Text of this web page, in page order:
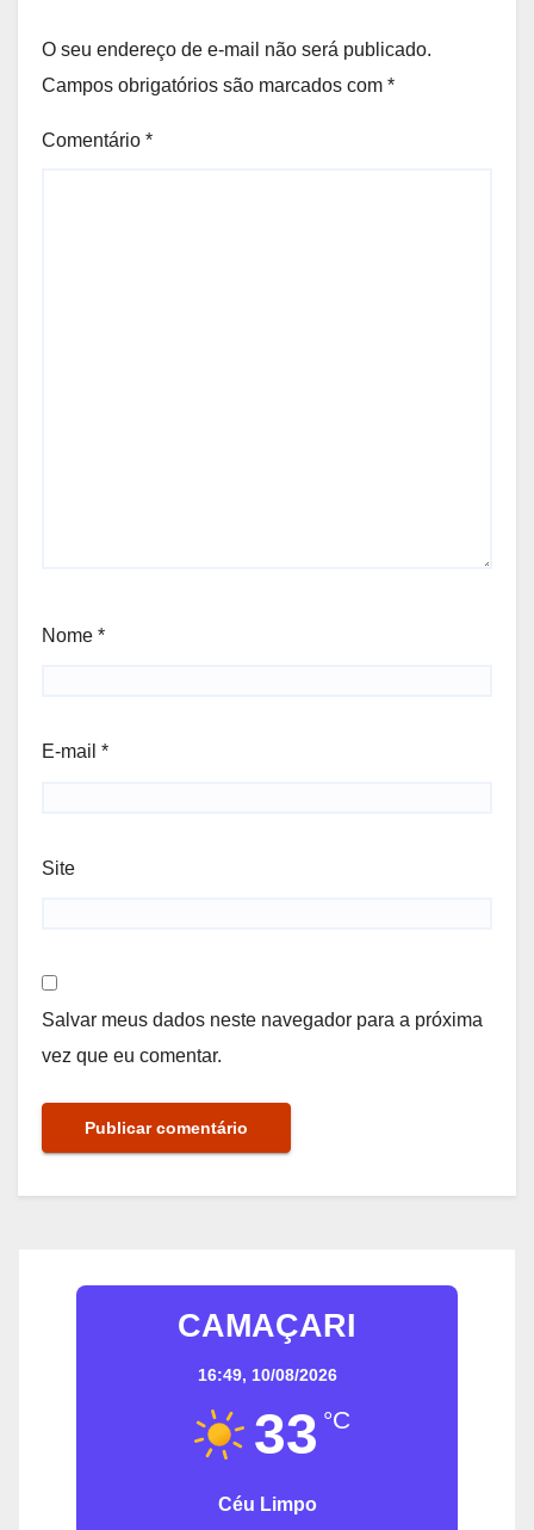
O seu endereço de e-mail não será publicado.
Campos obrigatórios são marcados com *
Comentário *
Nome *
E-mail *
Site
Salvar meus dados neste navegador para a próxima
vez que eu comentar.
CAMAÇARI
16:49, 10/08/2026
33 °C
Céu Limpo